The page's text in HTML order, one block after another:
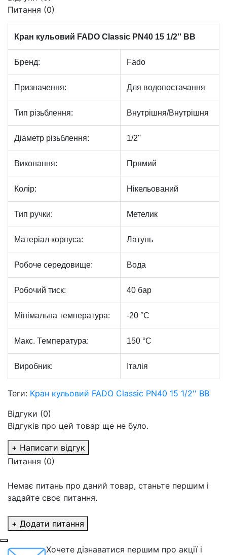
Питання (0)
Кран кульовий FADO Classic PN40 15 1/2'' ВВ
Бренд: Fado
Призначення: Для водопостачання
Тип різьблення: Внутрішня/Внутрішня
Діаметр різьблення: 1/2''
Виконання: Прямий
Колір: Нікельований
Тип ручки: Метелик
Матеріал корпуса: Латунь
Робоче середовище: Вода
Робочий тиск: 40 бар
Мінімальна температура: -20 °С
Макс. Температура: 150 °С
Виробник: Італія
Теги: Кран кульовий FADO Classic PN40 15 1/2'' ВВ
Відгуки (0)
Відгуків про цей товар ще не було.
+ Написати відгук
Питання (0)
Немає питань про даний товар, станьте першим і
задайте своє питання.
+ Додати питання
Хочете дізнаватися першим про акції і